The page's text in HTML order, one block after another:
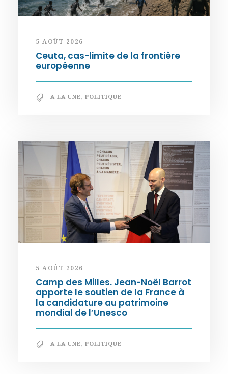
5 AOÛT 2026
Ceuta, cas-limite de la frontière
européenne
A LA UNE, POLITIQUE
5 AOÛT 2026
Camp des Milles. Jean-Noël Barrot
apporte le soutien de la France à
la candidature au patrimoine
mondial de l’Unesco
A LA UNE, POLITIQUE